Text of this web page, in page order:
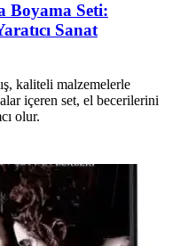
Boyama Seti:
Sanat
kaliteli malzemelerle
içeren set, el becerilerini
olur.